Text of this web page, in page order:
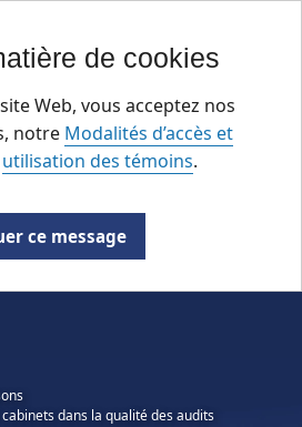
de cookies
Web, vous acceptez nos
notre Modalités d’accès et
utilisation des témoins.
ce message
dans la qualité des audits